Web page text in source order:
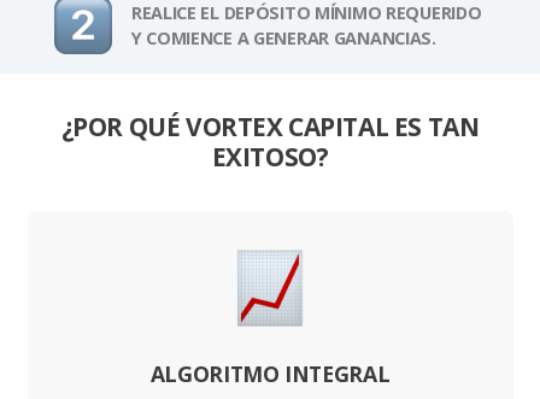
REALICE EL DEPÓSITO MÍNIMO REQUERIDO
Y COMIENCE A GENERAR GANANCIAS.
¿POR QUÉ VORTEX CAPITAL ES TAN
EXITOSO?
ALGORITMO INTEGRAL